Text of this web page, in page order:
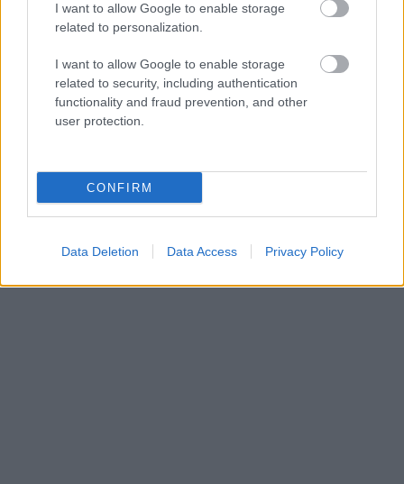
I want to allow Google to enable storage
related to personalization.
I want to allow Google to enable storage
related to security, including authentication
functionality and fraud prevention, and other
user protection.
CONFIRM
Data Deletion Data Access Privacy Policy